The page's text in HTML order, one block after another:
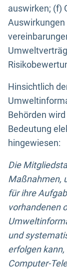
auswirken; (f)
Hinsichtlich
Behörden
Bedeutung
hingewiesen:
Die
Maßnahmen,
für ihre
vorhandenen
und
erfolgen
Computer-